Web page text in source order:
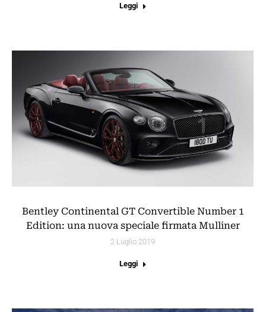
Leggi
Bentley Continental GT Convertible Number 1
Edition: una nuova speciale firmata Mulliner
2 Luglio 2019
Leggi